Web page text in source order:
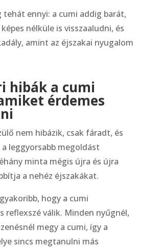
tehát ennyi: a cumi addig barát,
nélküle is visszaaludni, és
amint az éjszakai nyugalom
hibák a cumi
érdemes
nem hibázik, csak fáradt, és
leggyorsabb megoldást
minta mégis újra és újra
a nehéz éjszakákat.
hogy a cumi
reflexszé válik. Minden nyűgnél,
megy a cumi, így a
sincs megtanulni más